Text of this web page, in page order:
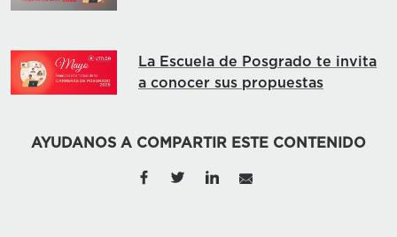
La Escuela de Posgrado te invita
a conocer sus propuestas
AYUDANOS A COMPARTIR ESTE CONTENIDO